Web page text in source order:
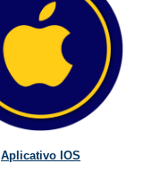
Aplicativo IOS